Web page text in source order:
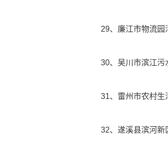
29、廉江市物流园
30、吴川市滨江污
31、雷州市农村生
32、遂溪县滨河新